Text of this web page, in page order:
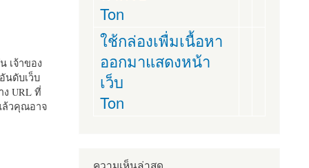
เจ้าของ
นดับเว็บ
URL ที่
ล้วคุณอาจ
Ton
ใช้กล่องเพื่มเนื้อหา
ออกมาแสดงหน้า
เว็บ
Ton
ความเห็นล่าสุด